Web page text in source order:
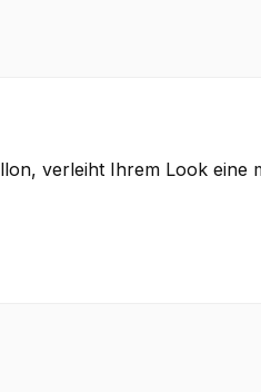
verleiht Ihrem Look eine